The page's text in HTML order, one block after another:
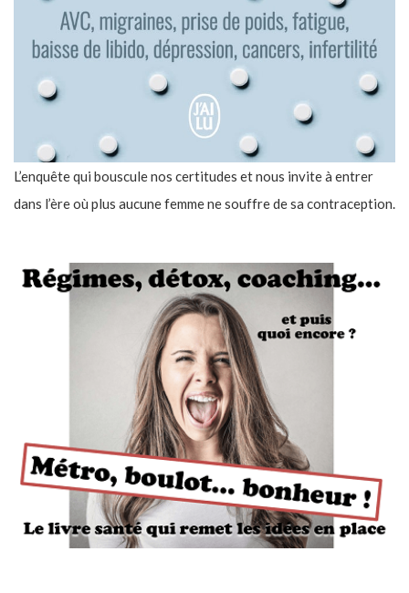
L’enquête qui bouscule nos certitudes et nous invite à entrer
dans l’ère où plus aucune femme ne souffre de sa contraception.